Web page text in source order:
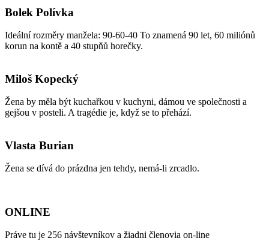
Bolek Polívka
Ideální rozměry manžela: 90-60-40 To znamená 90 let, 60 miliónů
korun na kontě a 40 stupňů horečky.
Miloš Kopecký
Žena by měla být kuchařkou v kuchyni, dámou ve společnosti a
gejšou v posteli. A tragédie je, když se to přehází.
Vlasta Burian
Žena se dívá do prázdna jen tehdy, nemá-li zrcadlo.
ONLINE
Práve tu je 256 návštevníkov a žiadni členovia on-line